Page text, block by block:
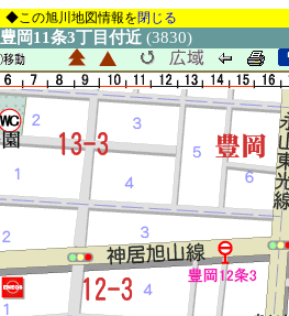
◆この旭川地図情報を閉じる
豊岡11条3丁目付近 (3830)